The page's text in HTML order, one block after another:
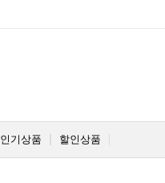
인기상품 할인상품